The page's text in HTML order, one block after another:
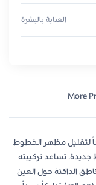
العناية بالبشرة
More
لتقليل مظهر الخطوط
تساعد تركيبته
الداكنة حول العين